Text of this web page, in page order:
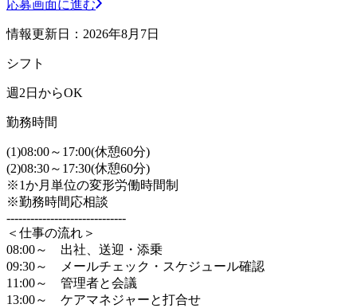
応募画面に進む
情報更新日：2026年8月7日
シフト
週2日からOK
勤務時間
(1)08:00～17:00(休憩60分)
(2)08:30～17:30(休憩60分)
※1か月単位の変形労働時間制
※勤務時間応相談
------------------------------
＜仕事の流れ＞
08:00～ 出社、送迎・添乗
09:30～ メールチェック・スケジュール確認
11:00～ 管理者と会議
13:00～ ケアマネジャーと打合せ